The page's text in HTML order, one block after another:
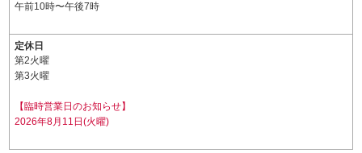
午前10時〜午後7時
定休日
第2火曜
第3火曜
【臨時営業日のお知らせ】
2026年8月11日(火曜)